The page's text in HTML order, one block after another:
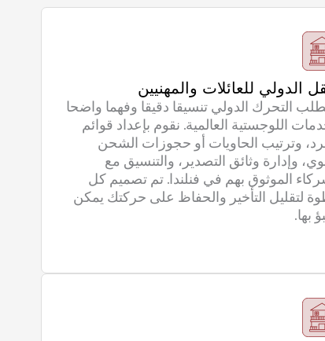
الدولي للعائلات والمهنيين
التحرك الدولي تنسيقا دقيقا وفهما واضحا
اللوجستية العالمية. نقوم بإعداد قوائم
وترتيب الحاويات أو حجوزات الشحن
وإدارة وثائق التصدير، والتنسيق مع
الموثوق بهم في فنلندا. تم تصميم كل
لتقليل التأخير والحفاظ على حركتك يمكن
بها.